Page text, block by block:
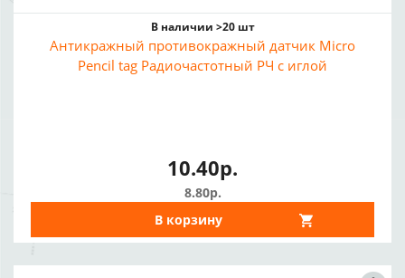
В наличии >20 шт
Антикражный противокражный датчик Micro
Pencil tag Радиочастотный РЧ с иглой
10.40р.
8.80р.
В корзину